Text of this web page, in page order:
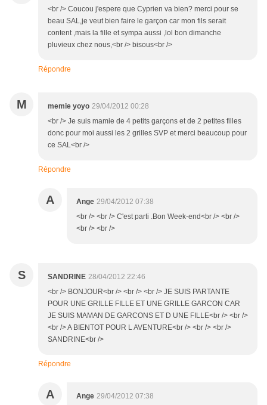
<br /> Coucou j'espere que Cyprien va bien? merci pour se
beau SAL,je veut bien faire le garçon car mon fils serait
content ,mais la fille et sympa aussi ,lol bon dimanche
pluvieux chez nous,<br /> bisous<br />
Répondre
M memie yoyo 29/04/2012 00:28
<br /> Je suis mamie de 4 petits garçons et de 2 petites filles
donc pour moi aussi les 2 grilles SVP et merci beaucoup pour
ce SAL<br />
Répondre
A Ange 29/04/2012 07:38
<br /> <br /> C'est parti .Bon Week-end<br /> <br />
<br /> <br />
S SANDRINE 28/04/2012 22:46
<br /> BONJOUR<br /> <br /> <br /> JE SUIS PARTANTE
POUR UNE GRILLE FILLE ET UNE GRILLE GARCON CAR
JE SUIS MAMAN DE GARCONS ET D UNE FILLE<br /> <br />
<br /> A BIENTOT POUR L AVENTURE<br /> <br /> <br />
SANDRINE<br />
Répondre
A Ange 29/04/2012 07:38